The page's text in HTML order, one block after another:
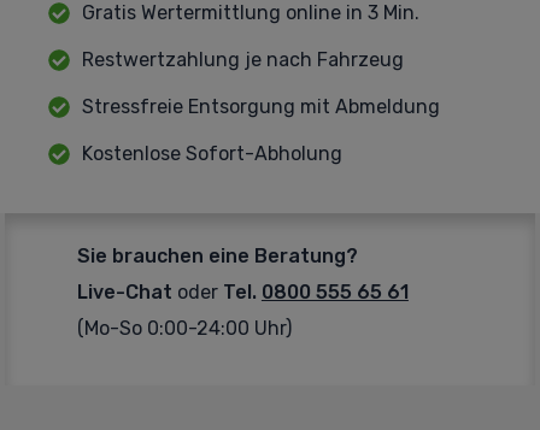
Gratis Wertermittlung online in 3 Min.
Restwertzahlung je nach Fahrzeug
Stressfreie Entsorgung mit Abmeldung
Kostenlose Sofort-Abholung
Sie brauchen eine Beratung?
Live-Chat oderTel. 0800 555 65 61
(Mo-So 0:00-24:00 Uhr)